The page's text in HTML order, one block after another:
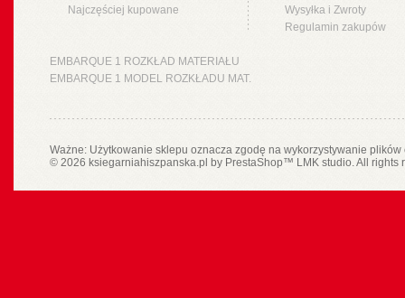
Najczęściej kupowane
Wysyłka i Zwroty
Regulamin zakupów
EMBARQUE 1 ROZKŁAD MATERIAŁU
EMBARQUE 1 MODEL ROZKŁADU MAT.
Ważne: Użytkowanie sklepu oznacza zgodę na wykorzystywanie
© 2026 ksiegarniahiszpanska.pl by PrestaShop™ LMK studio. All rights